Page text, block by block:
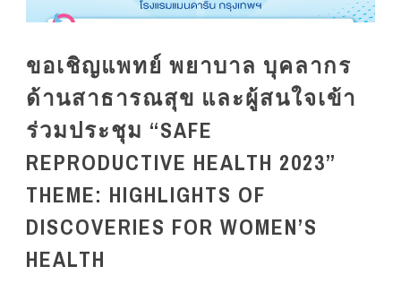
ขอเชิญแพทย์ พยาบาล บุคลากร
ด้านสาธารณสุข และผู้สนใจเข้า
ร่วมประชุม “SAFE
REPRODUCTIVE HEALTH 2023”
THEME: HIGHLIGHTS OF
DISCOVERIES FOR WOMEN’S
HEALTH